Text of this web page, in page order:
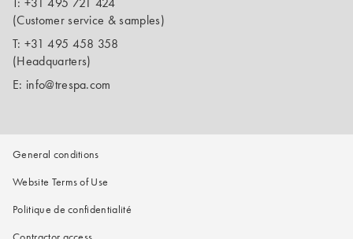
(Customer service & samples)
T: +31 495 458 358
(Headquarters)
E: info@trespa.com
General conditions
Website Terms of Use
Politique de confidentialité